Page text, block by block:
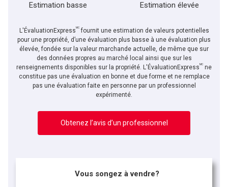
Estimation basse Estimation élevée
L'ÉvaluationExpressMCfournit une estimation de valeurs potentielles
pour une propriété, d’une évaluation plus basse à une évaluation plus
élevée, fondée sur la valeur marchande actuelle, de même que sur
des données propres au marché local ainsi que sur les
renseignements disponibles sur la propriété. L'ÉvaluationExpressMC ne
constitue pas une évaluation en bonne et due forme et ne remplace
pas une évaluation faite en personne par un professionnel
expérimenté.
Obtenez l’avis d’un professionnel
Vous songez à vendre?